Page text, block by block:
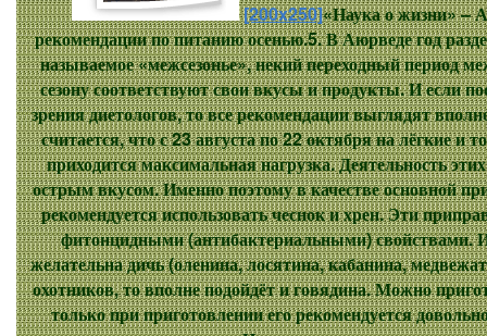
[200x250]«Наука о жизни» –
рекомендации по питанию осенью.5. В Аюрведе год
называемое «межсезонье», некий переходный период
сезону соответствуют свои вкусы и продукты. И если
зрения диетологов, то все рекомендации выглядят
считается, что с 23 августа по 22 октября на лёгкие и
приходится максимальная нагрузка. Деятельность
острым вкусом. Именно поэтому в качестве основной
рекомендуется использовать чеснок и хрен. Эти
фитонцидными (антибактериальными) свойствами.
желательна дичь (оленина, лосятина, кабанина,
охотников, то вполне подойдёт и говядина. Можно
только при приготовлении его рекомендуется